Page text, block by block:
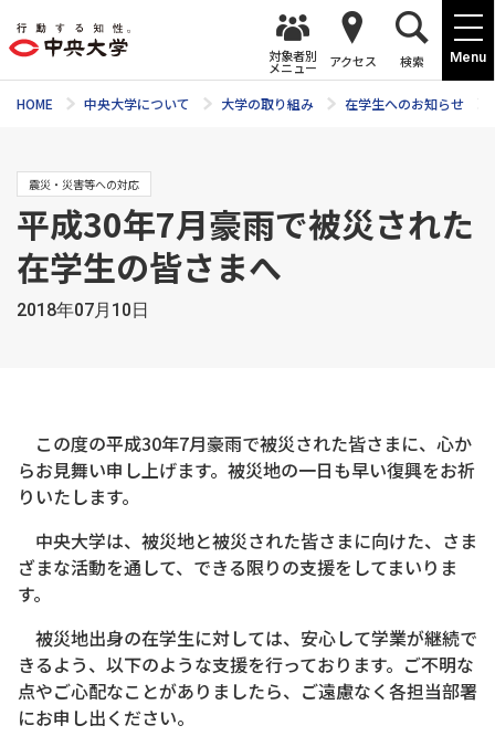
Menu
対象者別
メニュー アクセス 検索
HOME 中央大学について 大学の取り組み 在学生へのお知らせ
震災・災害等への対応
平成30年7月豪雨で被災された
在学生の皆さまへ
2018年07月10日
この度の平成30年7月豪雨で被災された皆さまに、心か
らお見舞い申し上げます。被災地の一日も早い復興をお祈
りいたします。
中央大学は、被災地と被災された皆さまに向けた、さま
ざまな活動を通して、できる限りの支援をしてまいりま
す。
被災地出身の在学生に対しては、安心して学業が継続で
きるよう、以下のような支援を行っております。ご不明な
点やご心配なことがありましたら、ご遠慮なく各担当部署
にお申し出ください。